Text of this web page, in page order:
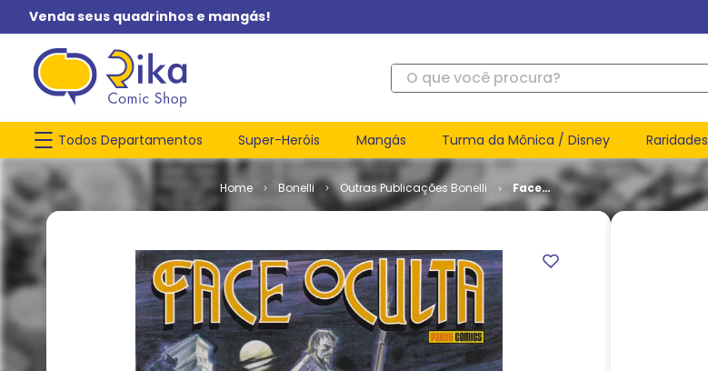
Venda seus quadrinhos e mangás!
O que você procura?
Todos Departamentos Super-Heróis Mangás Turma da Mônica / Disney Raridades
Bonelli Outras Publicações Bonelli
Face
Oculta # 2